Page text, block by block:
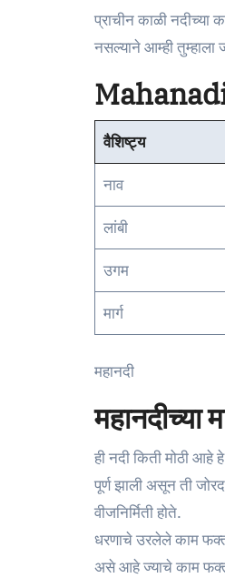
प्राचीन काळी नदीच्या
नसल्याने आम्ही तुम्हाला
वैशिष्ट्य
नाव
लांबी
उगम
मार्ग
महानदी
महानदीच्या
ही नदी किती मोठी आहे
पूर्ण झाली असून ती
वीजनिर्मिती होते.
धरणाचे उरलेले काम
असे आहे ज्याचे काम